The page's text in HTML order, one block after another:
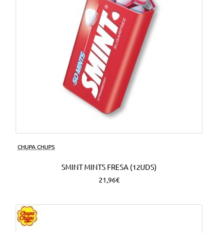
CHUPA CHUPS
SMINT MINTS FRESA (12UDS)
21,96€